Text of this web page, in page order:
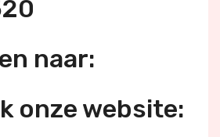
naar:
onze website: